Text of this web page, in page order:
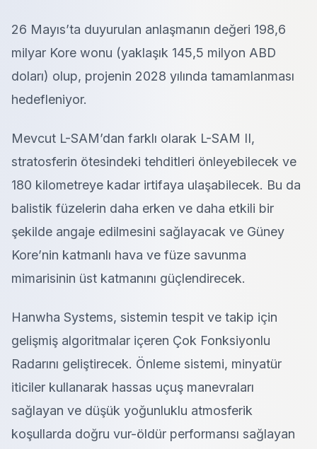
26 Mayıs’ta duyurulan anlaşmanın değeri 198,6
milyar Kore wonu (yaklaşık 145,5 milyon ABD
doları) olup, projenin 2028 yılında tamamlanması
hedefleniyor.
Mevcut L-SAM’dan farklı olarak L-SAM II,
stratosferin ötesindeki tehditleri önleyebilecek ve
180 kilometreye kadar irtifaya ulaşabilecek. Bu da
balistik füzelerin daha erken ve daha etkili bir
şekilde angaje edilmesini sağlayacak ve Güney
Kore’nin katmanlı hava ve füze savunma
mimarisinin üst katmanını güçlendirecek.
Hanwha Systems, sistemin tespit ve takip için
gelişmiş algoritmalar içeren Çok Fonksiyonlu
Radarını geliştirecek. Önleme sistemi, minyatür
iticiler kullanarak hassas uçuş manevraları
sağlayan ve düşük yoğunluklu atmosferik
koşullarda doğru vur-öldür performansı sağlayan